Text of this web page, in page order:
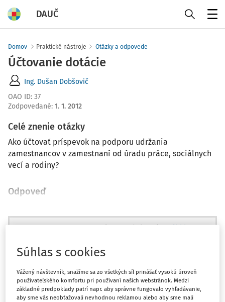
DAUČ
Domov Praktické nástroje Otázky a odpovede
Účtovanie dotácie
Ing. Dušan Dobšovič
OAO ID: 37
Zodpovedané: 1. 1. 2012
Celé znenie otázky
Ako účtovať príspevok na podporu udržania
zamestnancov v zamestnaní od úradu práce, sociálnych
vecí a rodiny?
Odpoveď
Máte predplatné? Prihláste sa
Zatiaľ ste si prečítali len začiatok...
Súhlas s cookies
Vážený návštevník, snažíme sa zo všetkých síl prinášať vysokú úroveň
používateľského komfortu pri používaní našich webstránok. Medzi
základné predpoklady patrí napr. aby správne fungovalo vyhľadávanie,
aby sme vás neobťažovali nevhodnou reklamou alebo aby sme mali